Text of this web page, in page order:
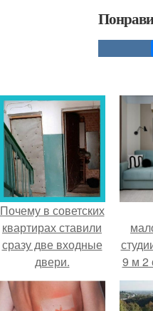
Почему в советских
квартирах ставили
сразу две входные
двери.
9 м 2